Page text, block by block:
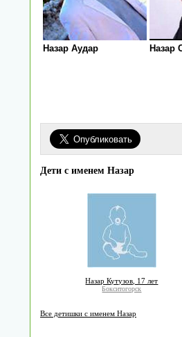
Назар Аудар Назар
Дети с именем Назар
Назар Кутузов, 17 лет
Бокситогорск
Все детишки с именем Назар